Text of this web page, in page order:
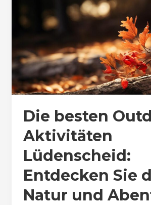
Die besten
Aktivitäten
Lüdenscheid:
Entdecken Sie
Natur und